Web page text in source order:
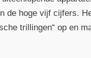
de hoge vijf cijfers.
trillingen“ op en